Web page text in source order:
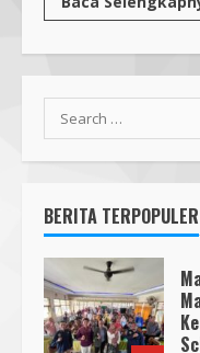
Search
for:
BERITA TERPOPULER
7
1